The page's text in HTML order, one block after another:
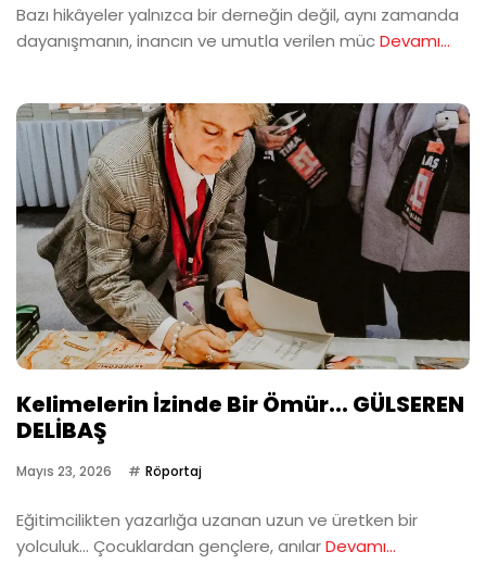
Bazı hikâyeler yalnızca bir derneğin değil, aynı zamanda
dayanışmanın, inancın ve umutla verilen mücDevamı...
Kelimelerin İzinde Bir Ömür... GÜLSEREN
DELİBAŞ
Mayıs 23, 2026 Röportaj
Eğitimcilikten yazarlığa uzanan uzun ve üretken bir
yolculuk… Çocuklardan gençlere, anılarDevamı...